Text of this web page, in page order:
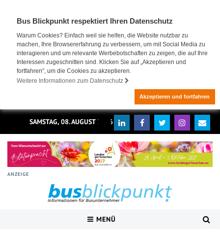
Bus Blickpunkt respektiert Ihren Datenschutz
Warum Cookies? Einfach weil sie helfen, die Website nutzbar zu
machen, Ihre Browsererfahrung zu verbessern, um mit Social Media zu
interagieren und um relevante Werbebotschaften zu zeigen, die auf Ihre
Interessen zugeschnitten sind. Klicken Sie auf „Akzeptieren und
fortfahren", um die Cookies zu akzeptieren.
Weitere Informationen zum Datenschutz
Akzeptieren und fortfahren
SAMSTAG, 08. AUGUST 2026
ANZEIGE
MENÜ